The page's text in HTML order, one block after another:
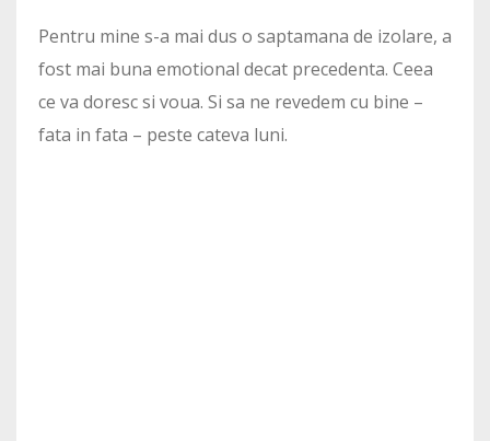
Pentru mine s-a mai dus o saptamana de izolare, a
fost mai buna emotional decat precedenta. Ceea
ce va doresc si voua. Si sa ne revedem cu bine –
fata in fata – peste cateva luni.